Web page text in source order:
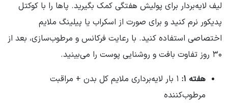
لیف لایه‌بردار برای پولیش هفتگی کمک بگیرید. پاها را با کوکتل
پدیکور نرم کنید و برای صورت از اسکراب یا پیلینگ ملایم
اختصاصی استفاده کنید. با رعایت فرکانس و مرطوب‌سازی، بعد از
۳۰ روز تفاوت بافت و روشنایی پوست را می‌بینید.
هفته ۱:
۱ بار لایه‌برداری ملایم کل بدن + مراقبت
مرطوب‌کننده